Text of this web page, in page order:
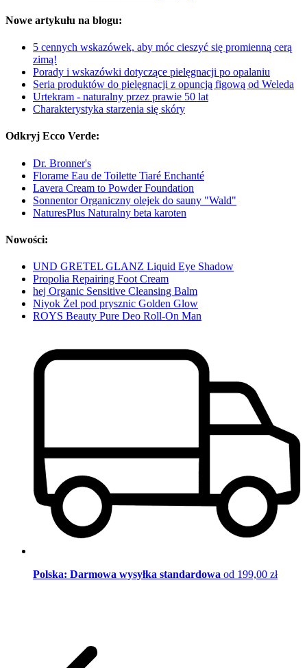
Nowe artykułu na blogu:
5 cennych wskazówek, aby móc cieszyć się promienną cerą
zimą!
Porady i wskazówki dotyczące pielęgnacji po opalaniu
Seria produktów do pielęgnacji z opuncją figową od Weleda
Urtekram - naturalny przez prawie 50 lat
Charakterystyka starzenia się skóry
Odkryj Ecco Verde:
Dr. Bronner's
Florame Eau de Toilette Tiaré Enchanté
Lavera Cream to Powder Foundation
Sonnentor Organiczny olejek do sauny "Wald"
NaturesPlus Naturalny beta karoten
Nowości:
UND GRETEL GLANZ Liquid Eye Shadow
Propolia Repairing Foot Cream
hej Organic Sensitive Cleansing Balm
Niyok Żel pod prysznic Golden Glow
ROYS Beauty Pure Deo Roll-On Man
Polska: Darmowa wysyłka standardowa od 199,00 zł